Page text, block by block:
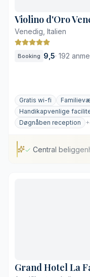
Violino d'Oro
Venedig, Italien
Booking 9,5· 192
Gratis wi-fi
Handikapvenlige
Døgnåben reception
Central
Grand Hotel La